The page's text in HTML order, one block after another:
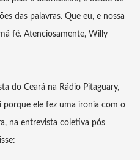
das palavras. Que eu, e nossa
fé. Atenciosamente, Willy
do Ceará na Rádio Pitaguary,
ele fez uma ironia com o
na entrevista coletiva pós